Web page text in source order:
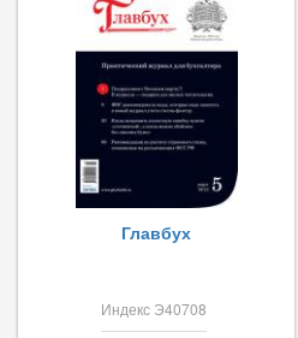
Главбух
Индекс Э40708